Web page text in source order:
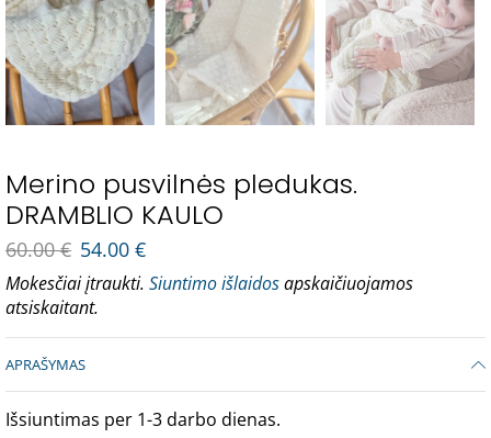
Merino pusvilnės pledukas.
DRAMBLIO KAULO
60.00€ 54.00 €
Mokesčiai įtraukti. Siuntimo išlaidosapskaičiuojamos
atsiskaitant.
APRAŠYMAS
Išsiuntimas per 1-3 darbo dienas.